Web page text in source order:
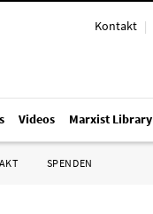
Kontakt |
Videos Marxist Library
SPENDEN